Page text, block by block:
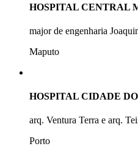
HOSPITAL CENTRAL
major de engenharia
Maputo
HOSPITAL CIDADE
arq. Ventura Terra e arq.
Porto